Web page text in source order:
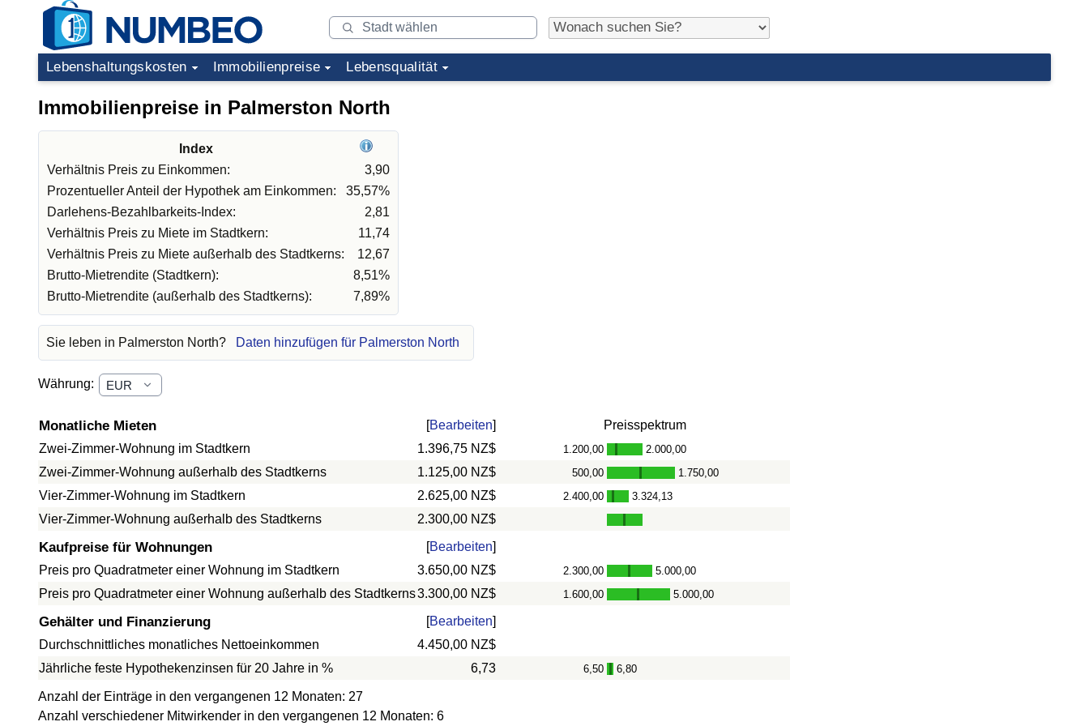
Lebenshaltungskosten Immobilienpreise Lebensqualität
Immobilienpreise in Palmerston North
Index
Verhältnis Preis zu Einkommen:
3,90
Prozentueller Anteil der Hypothek am Einkommen:
35,57%
Darlehens-Bezahlbarkeits-Index:
2,81
Verhältnis Preis zu Miete im Stadtkern:
11,74
Verhältnis Preis zu Miete außerhalb des Stadtkerns:
12,67
Brutto-Mietrendite (Stadtkern):
8,51%
Brutto-Mietrendite (außerhalb des Stadtkerns):
7,89%
Sie leben in Palmerston North? Daten hinzufügen für Palmerston North
Währung:
Monatliche Mieten [Bearbeiten]
Preisspektrum
Zwei-Zimmer-Wohnung im Stadtkern
1.396,75 NZ$ 1.200,00 - 2.000,00
Zwei-Zimmer-Wohnung außerhalb des Stadtkerns 1.125,00 NZ$ 500,00 - 1.750,00
Vier-Zimmer-Wohnung im Stadtkern 2.625,00 NZ$ 2.400,00 - 3.324,13
Vier-Zimmer-Wohnung außerhalb des Stadtkerns 2.300,00 NZ$
Kaufpreise für Wohnungen [Bearbeiten]
Preis pro Quadratmeter einer Wohnung im Stadtkern
3.650,00 NZ$ 2.300,00 - 5.000,00
Preis pro Quadratmeter einer Wohnung außerhalb des Stadtkerns3.300,00 NZ$ 1.600,00 - 5.000,00
Gehälter und Finanzierung [Bearbeiten]
Durchschnittliches monatliches Nettoeinkommen
4.450,00 NZ$
Jährliche feste Hypothekenzinsen für 20 Jahre in %
6,73 6,50 - 6,80
Anzahl der Einträge in den vergangenen 12 Monaten: 27
Anzahl verschiedener Mitwirkender in den vergangenen 12 Monaten: 6